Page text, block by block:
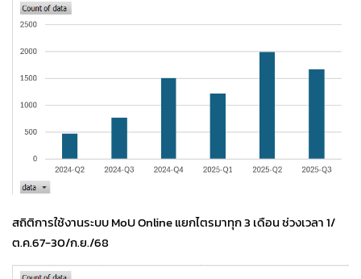
สถิติการใช้งานระบบ MoU Online แยกไตรมาทุก 3 เดือน ช่วงเวลา 1/
ต.ค.67-30/ก.ย./68